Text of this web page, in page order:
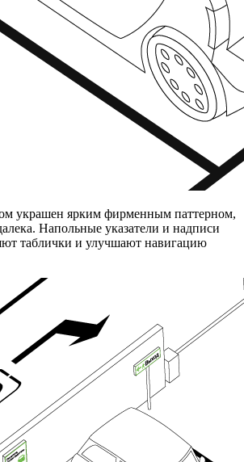
украшен ярким фирменным паттерном,
Напольные указатели и надписи
таблички и улучшают навигацию